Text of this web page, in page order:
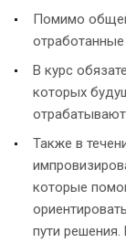
Помимо
В курс
которых
Также в
которые
пути решения.